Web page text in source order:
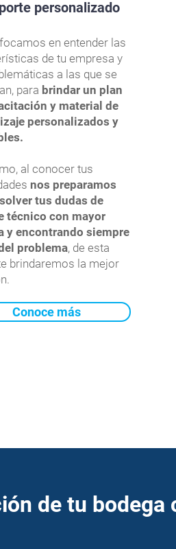
personalizado
en entender las
de tu empresa y
a las que se
para brindar un plan
y material de
personalizados y
al conocer tus
nos preparamos
tus dudas de
técnico con mayor
y encontrando siempre
problema, de esta
brindaremos la mejor
Conoce más
de tu